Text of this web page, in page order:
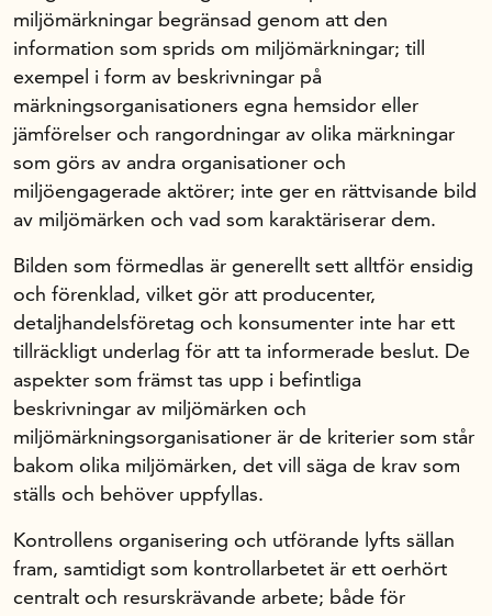
miljömärkningar begränsad genom att den
information som sprids om miljömärkningar; till
exempel i form av beskrivningar på
märkningsorganisationers egna hemsidor eller
jämförelser och rangordningar av olika märkningar
som görs av andra organisationer och
miljöengagerade aktörer; inte ger en rättvisande bild
av miljömärken och vad som karaktäriserar dem.
Bilden som förmedlas är generellt sett alltför ensidig
och förenklad, vilket gör att producenter,
detaljhandelsföretag och konsumenter inte har ett
tillräckligt underlag för att ta informerade beslut. De
aspekter som främst tas upp i befintliga
beskrivningar av miljömärken och
miljömärkningsorganisationer är de kriterier som står
bakom olika miljömärken, det vill säga de krav som
ställs och behöver uppfyllas.
Kontrollens organisering och utförande lyfts sällan
fram, samtidigt som kontrollarbetet är ett oerhört
centralt och resurskrävande arbete; både för